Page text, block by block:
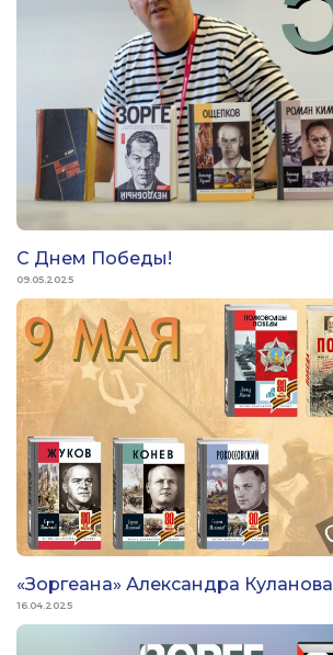
С Днем Победы!
09.05.2025
«Зоргеана» Александра Куланова
16.04.2025